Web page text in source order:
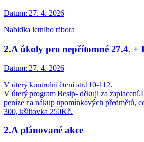
Datum: 27. 4. 2026
Nabídka letního tábora
2.A úkoly pro nepřítomné 27.4. +
Datum: 27. 4. 2026
V úterý kontrolní čtení str.110-112.
V úterý program Besip- děkuji za
peníze na nákup upomínkových předmětů,
300, kšiltovka 250Kč.
2.A plánované akce